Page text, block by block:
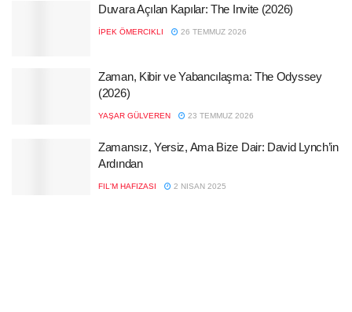
Duvara Açılan Kapılar: The Invite (2026)
İPEK ÖMERCIKLI 26 TEMMUZ 2026
Zaman, Kibir ve Yabancılaşma: The Odyssey
(2026)
YAŞAR GÜLVEREN 23 TEMMUZ 2026
Zamansız, Yersiz, Ama Bize Dair: David Lynch’in
Ardından
FIL'M HAFIZASI 2 NISAN 2025